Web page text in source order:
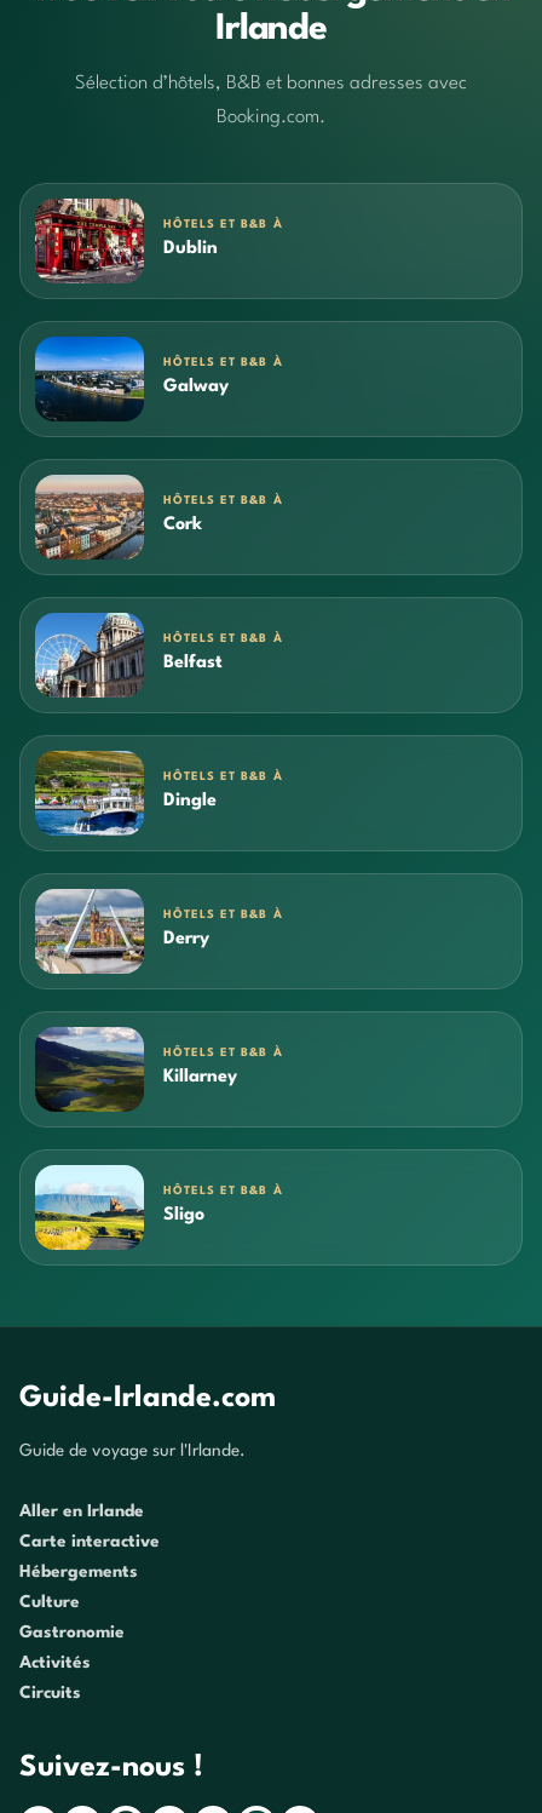
Irlande
Sélection d’hôtels, B&B et bonnes adresses avec
Booking.com.
HÔTELS ET B&B À
Dublin
HÔTELS ET B&B À
Galway
HÔTELS ET B&B À
Cork
HÔTELS ET B&B À
Belfast
HÔTELS ET B&B À
Dingle
HÔTELS ET B&B À
Derry
HÔTELS ET B&B À
Killarney
HÔTELS ET B&B À
Sligo
Guide-Irlande.com
Guide de voyage sur l'Irlande.
Aller en Irlande
Carte interactive
Hébergements
Culture
Gastronomie
Activités
Circuits
Suivez-nous !